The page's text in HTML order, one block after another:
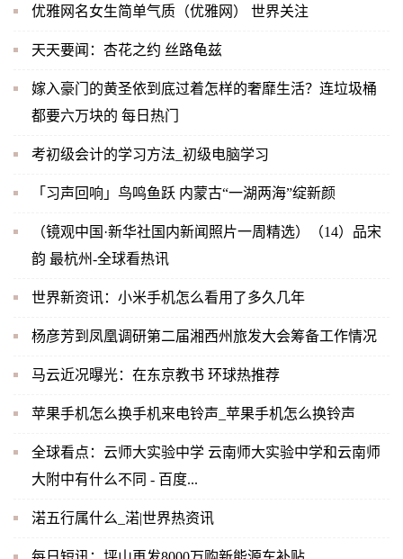
优雅网名女生简单气质（优雅网） 世界关注
天天要闻：杏花之约 丝路龟兹
嫁入豪门的黄圣依到底过着怎样的奢靡生活？连垃圾桶
都要六万块的 每日热门
考初级会计的学习方法_初级电脑学习
「习声回响」鸟鸣鱼跃 内蒙古“一湖两海”绽新颜
（镜观中国·新华社国内新闻照片一周精选）（14）品宋
韵 最杭州-全球看热讯
世界新资讯：小米手机怎么看用了多久几年
杨彦芳到凤凰调研第二届湘西州旅发大会筹备工作情况
马云近况曝光：在东京教书 环球热推荐
苹果手机怎么换手机来电铃声_苹果手机怎么换铃声
全球看点：云师大实验中学 云南师大实验中学和云南师
大附中有什么不同 - 百度...
渃五行属什么_渃|世界热资讯